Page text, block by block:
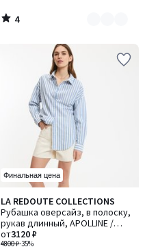
4
/
Финальная цена
LA REDOUTE COLLECTIONS
Рубашка оверсайз, в полоску,
рукав длинный, APOLLINE /
АПОЛЛИН
4800 ₽-35%
от3120 ₽
4,7
/ 5